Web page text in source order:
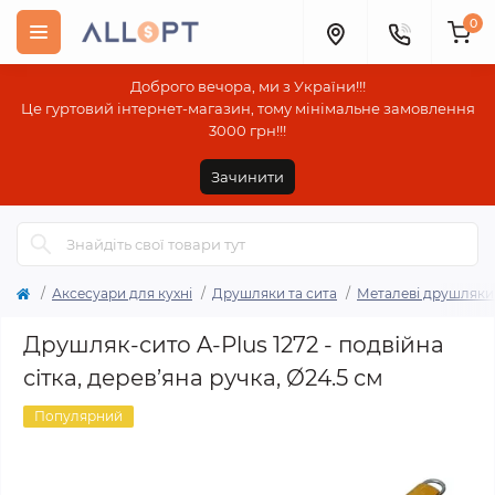
Доброго вечора, ми з України!!!
Це гуртовий інтернет-магазин, тому мінімальне замовлення
3000 грн!!!
Зачинити
0
Аксесуари для кухні Друшляки та сита Металеві друшляки
Друшляк-сито A-Plus 1272 - подвійна
сітка, дерев’яна ручка, Ø24.5 см
Популярний